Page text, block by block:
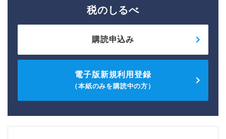
税のしるべ
購読申込み
電子版新規利用登録
（本紙のみを購読中の方）